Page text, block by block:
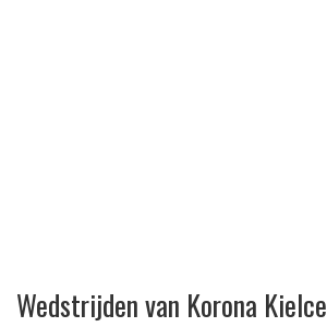
Wedstrijden van Korona Kielce